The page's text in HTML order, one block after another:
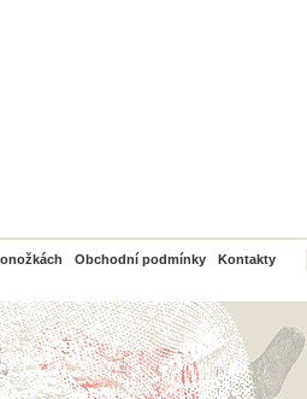
Obchodní podmínky Kontakty
PayPal